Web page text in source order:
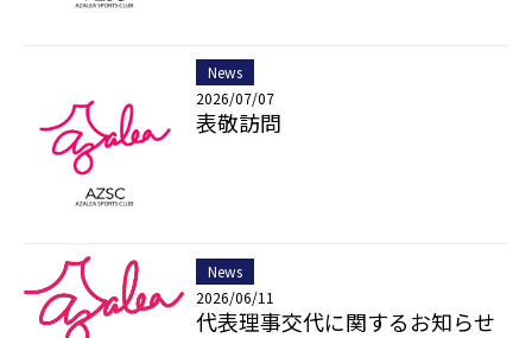
News
2026/07/07
表敬訪問
News
2026/06/11
代表理事交代に関するお知らせ